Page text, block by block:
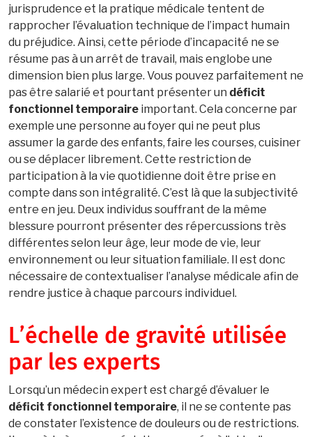
jurisprudence et la pratique médicale tentent de
rapprocher l’évaluation technique de l’impact humain
du préjudice. Ainsi, cette période d’incapacité ne se
résume pas à un arrêt de travail, mais englobe une
dimension bien plus large. Vous pouvez parfaitement ne
pas être salarié et pourtant présenter un déficit
fonctionnel temporaire important. Cela concerne par
exemple une personne au foyer qui ne peut plus
assumer la garde des enfants, faire les courses, cuisiner
ou se déplacer librement. Cette restriction de
participation à la vie quotidienne doit être prise en
compte dans son intégralité. C’est là que la subjectivité
entre en jeu. Deux individus souffrant de la même
blessure pourront présenter des répercussions très
différentes selon leur âge, leur mode de vie, leur
environnement ou leur situation familiale. Il est donc
nécessaire de contextualiser l’analyse médicale afin de
rendre justice à chaque parcours individuel.
L’échelle de gravité utilisée
par les experts
Lorsqu’un médecin expert est chargé d’évaluer le
déficit fonctionnel temporaire, il ne se contente pas
de constater l’existence de douleurs ou de restrictions.